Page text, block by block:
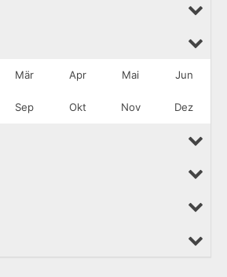
Mär Apr Mai Jun
Sep Okt Nov Dez